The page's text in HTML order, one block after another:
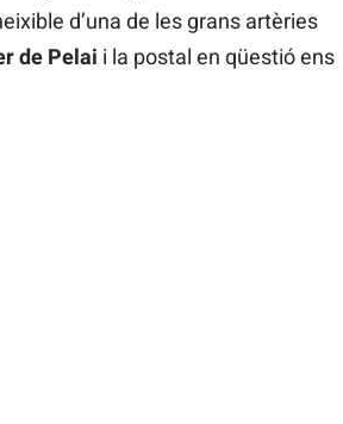
d’una de les grans artèries
de Pelai i la postal en qüestió ens